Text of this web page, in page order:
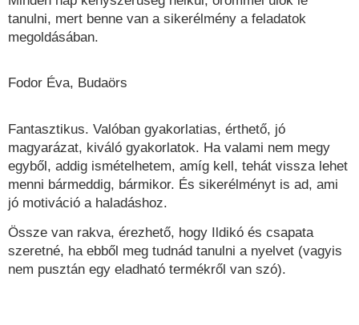
tanulni, mert benne van a sikerélmény a feladatok
megoldásában.
Fodor Éva, Budaörs
Fantasztikus. Valóban gyakorlatias, érthető, jó
magyarázat, kiváló gyakorlatok. Ha valami nem megy
egyből, addig ismételhetem, amíg kell, tehát vissza lehet
menni bármeddig, bármikor. És sikerélményt is ad, ami
jó motiváció a haladáshoz.
Össze van rakva, érezhető, hogy Ildikó és csapata
szeretné, ha ebből meg tudnád tanulni a nyelvet (vagyis
nem pusztán egy eladható termékről van szó).